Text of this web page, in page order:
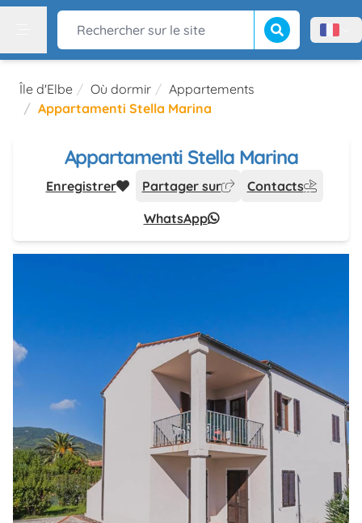
Rechercher sur le site Lancer la Menù
Île d'Elbe Où dormir
Appartements
Appartamenti Stella Marina
Appartamenti Stella Marina
Enregistrer Partager sur
Contacts
WhatsApp